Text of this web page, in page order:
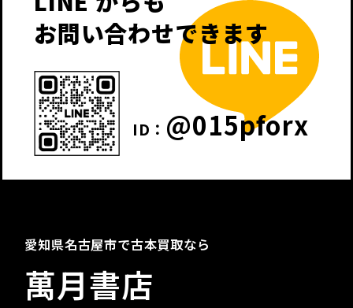
お問い合わせできます
ID： @015pforx
愛知県名古屋市で古本買取なら
萬月書店